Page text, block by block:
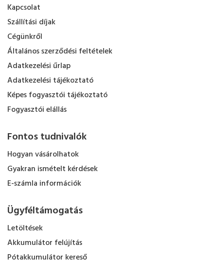
Kapcsolat
Szállítási díjak
Cégünkről
Általános szerződési feltételek
Adatkezelési űrlap
Adatkezelési tájékoztató
Képes fogyasztói tájékoztató
Fogyasztói elállás
Fontos tudnivalók
Hogyan vásárolhatok
Gyakran ismételt kérdések
E-számla információk
Ügyféltámogatás
Letöltések
Akkumulátor felújítás
Pótakkumulátor kereső